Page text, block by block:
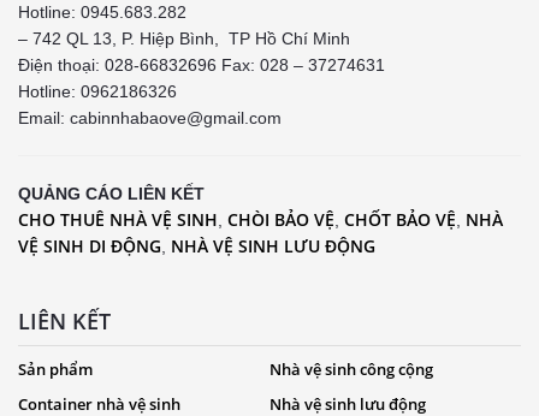
Hotline: 0945.683.282
– 742 QL 13, P. Hiệp Bình, TP Hồ Chí Minh
Điện thoại: 028-66832696 Fax: 028 – 37274631
Hotline: 0962186326
Email: cabinnhabaove@gmail.com
QUẢNG CÁO LIÊN KẾT
CHO THUÊ NHÀ VỆ SINH CHÒI BẢO VỆ CHỐT BẢO VỆ NHÀ
VỆ SINH DI ĐỘNG NHÀ VỆ SINH LƯU ĐỘNG
LIÊN KẾT
Sản phẩm
Nhà vệ sinh công cộng
Container nhà vệ sinh
Nhà vệ sinh lưu động